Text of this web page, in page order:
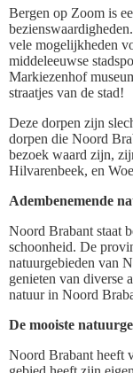
Bergen op Zoom is
vele mogelijkheden
middeleeuwse
Markiezenhof
straatjes van de stad!
Deze dorpen zijn
dorpen die Noord
bezoek waard zijn,
Hilvarenbeek, en
Adembenemende
Noord Brabant staat
schoonheid. De
natuurgebieden van
genieten van diverse
natuur in Noord
De mooiste
Noord Brabant heeft